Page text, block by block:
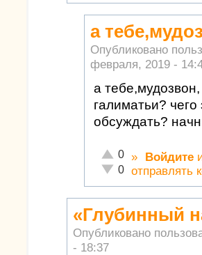
а
Опубликовано
февраля, 2019 -
а
галиматьи?
обсуждать?
Отлично!
0
Неадекватно!
0
» Войдите
отправлять
«Глубинный
Опубликовано
- 18:37